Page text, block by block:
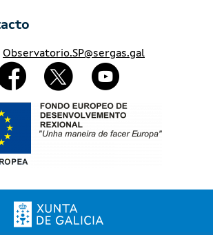
Observatorio.SP@sergas.gal
Sociales